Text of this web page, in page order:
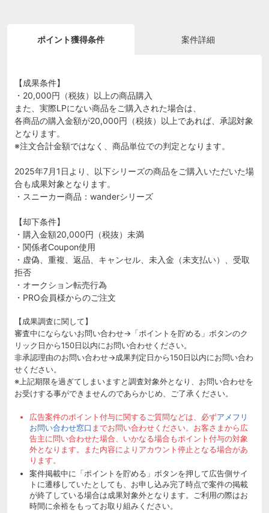
ポイント獲得条件 案件詳細
【成果条件】
・20,000円（税抜）以上の商品購入
また、実際LPにない商品をご購入された場合は、
各商品の購入金額が20,000円（税抜）以上であれば、承認対象
となります。
※注文合計金額ではなく、商品単位での判定となります。
2025年7月1日より、以下シリーズの商品をご購入いただいた場
合も成果対象となります。
・スニーカー商品：wanderシリーズ
【却下条件】
・購入金額20,000円（税抜）未満
・関係者Coupon使用
・虚偽、重複、返品、キャンセル、未入金（未支払い）、受取
拒否
・オークション転売行為
・PRO会員様からのご注文
【成果調査に関して】
審査中にならないお問い合わせ→「ポイントを貯める」ボタンのク
リック日から150日以内にお問い合わせください。
非承認理由のお問い合わせ→成果判定日から150日以内にお問い合わ
せください。
※上記期限を過ぎてしまいますと調査対象外となり、お問い合わせを
お受けする事ができませんのであらかじめ、ご了承ください。
広告案件のポイント付与に関するご質問などは、必ずアメフリ
お問い合わせ窓口 までお問い合わせください。お客さまから広
告主に問い合わせた場合、いかなる場合もポイント付与の対象
外となります。また内容によりアカウント停止となる場合があ
ります。
案件掲載中に「ポイントを貯める」ボタンを押して広告側サイ
トに遷移していたとしても、お申し込み完了時点で案件の掲載
が終了している場合は成果対象外となります。ご利用の際はお
時間に余裕をもってお取り組みください。